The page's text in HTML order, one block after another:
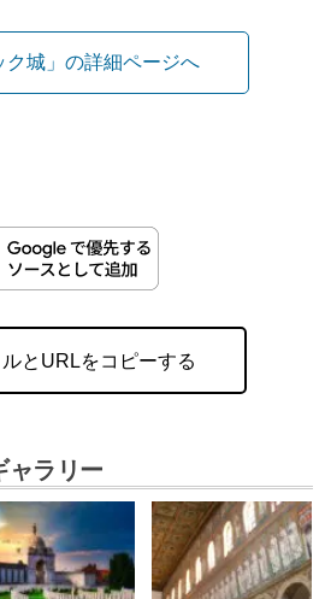
ク城」の詳細ページへ
とURLをコピーする
ャラリー